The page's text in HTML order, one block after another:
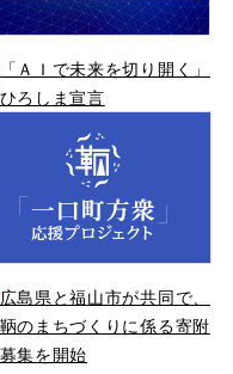
「ＡＩで未来を切り開く」
ひろしま宣言
広島県と福山市が共同で、
鞆のまちづくりに係る寄附
募集を開始